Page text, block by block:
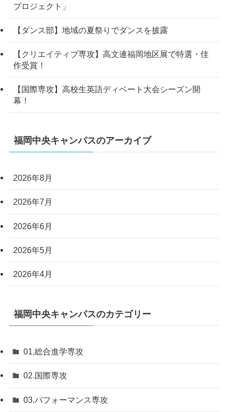
プロジェクト」
【ダンス部】地域の夏祭りでダンスを披露
【クリエイティブ専攻】高文連福岡地区展で特選・佳
作受賞！
【国際専攻】高校生英語ディベート大会シーズン開
幕！
福岡中央キャンパスのアーカイブ
2026年8月
2026年7月
2026年6月
2026年5月
2026年4月
福岡中央キャンパスのカテゴリー
01.総合進学専攻
02.国際専攻
03.パフォーマンス専攻